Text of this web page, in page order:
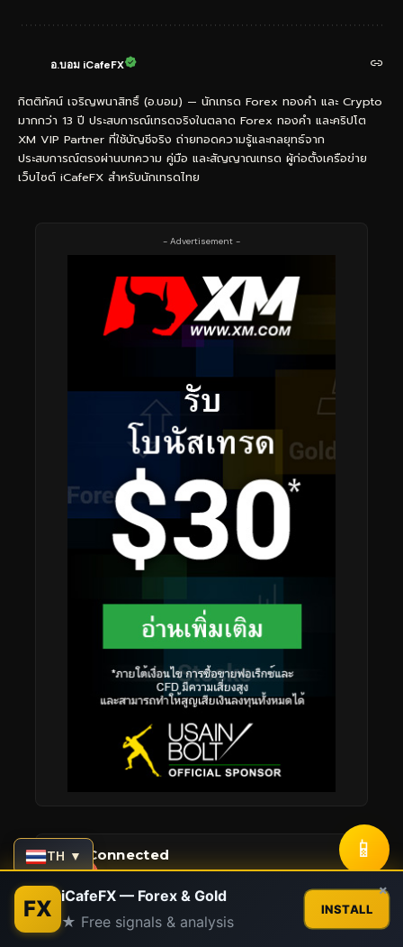
อ.บอม iCafeFX
กิตติทัศน์ เจริญพนาสิทธิ์ (อ.บอม) — นักเทรด Forex ทองคำ และ Crypto
มากกว่า 13 ปี ประสบการณ์เทรดจริงในตลาด Forex ทองคำ และคริปโต
XM VIP Partner ที่ใช้บัญชีจริง ถ่ายทอดความรู้และกลยุทธ์จาก
ประสบการณ์ตรงผ่านบทความ คู่มือ และสัญญาณเทรด ผู้ก่อตั้งเครือข่าย
เว็บไซต์ iCafeFX สำหรับนักเทรดไทย
- Advertisement -
Stay Connected
248.1K Like
TH ▼ 📱
FX iCafeFX — Forex & Gold
★ Free signals & analysis
INSTALL
×
Contact us
Open